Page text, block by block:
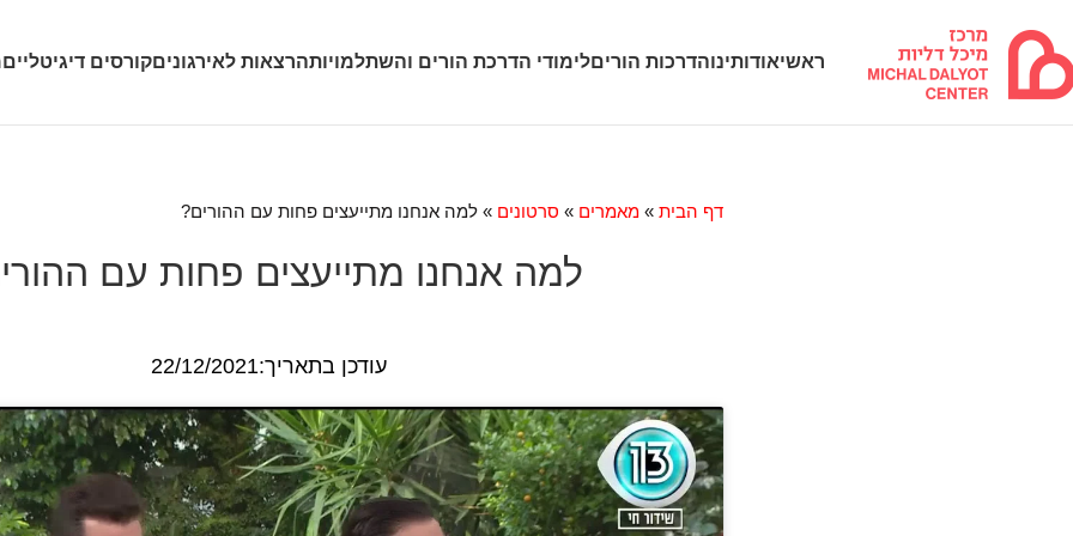
ראשיאודותינוהדרכות הוריםלימודי הדרכת הורים והשתלמויותהרצאות לאירגוניםקורסים דיגיטליים
דף הבית » מאמרים » סרטונים » למה אנחנו מתייעצים פחות עם ההורים?
למה אנחנו מתייעצים פחות עם
עודכן בתאריך:22/12/2021